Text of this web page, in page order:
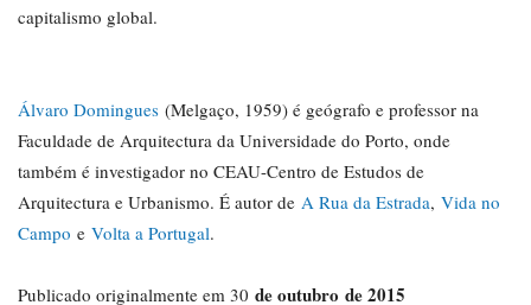
capitalismo global.
Álvaro Domingues (Melgaço, 1959) é geógrafo e professor na
Faculdade de Arquitectura da Universidade do Porto, onde
também é investigador no CEAU-Centro de Estudos de
Arquitectura e Urbanismo. É autor de A Rua da Estrada, Vida no
Campo e Volta a Portugal.
Publicado originalmente em 30 de outubro de 2015